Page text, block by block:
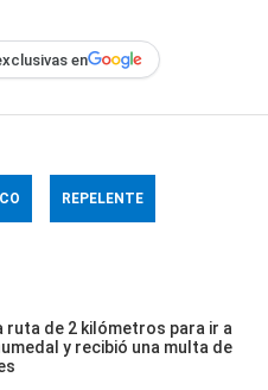
en
REPELENTE
ruta de 2 kilómetros para ir a
y recibió una multa de